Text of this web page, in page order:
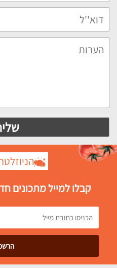
קבלו למייל מתכונים